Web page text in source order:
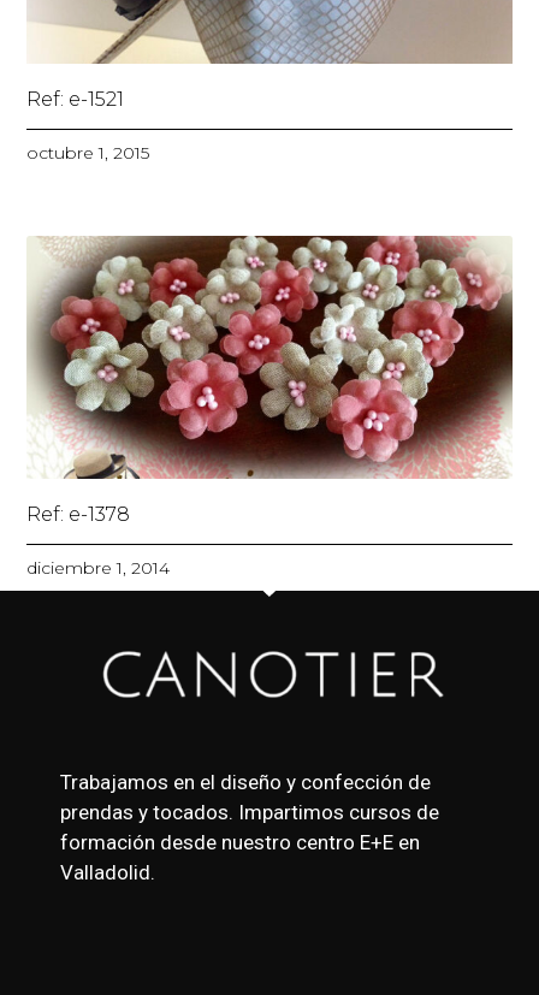
Ref: e-1521
octubre 1, 2015
Ref: e-1378
diciembre 1, 2014
Trabajamos en el diseño y confección de
prendas y tocados. Impartimos cursos de
formación desde nuestro centro E+E en
Valladolid.